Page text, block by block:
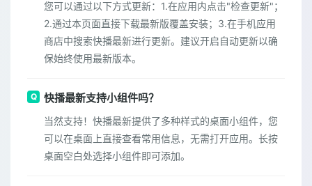
您可以通过以下方式更新：1.在应用内点击"检查更新"；
2.通过本页面直接下载最新版覆盖安装；3.在手机应用
商店中搜索快播最新进行更新。建议开启自动更新以确
保始终使用最新版本。
快播最新支持小组件吗？
当然支持！快播最新提供了多种样式的桌面小组件，您
可以在桌面上直接查看常用信息，无需打开应用。长按
桌面空白处选择小组件即可添加。